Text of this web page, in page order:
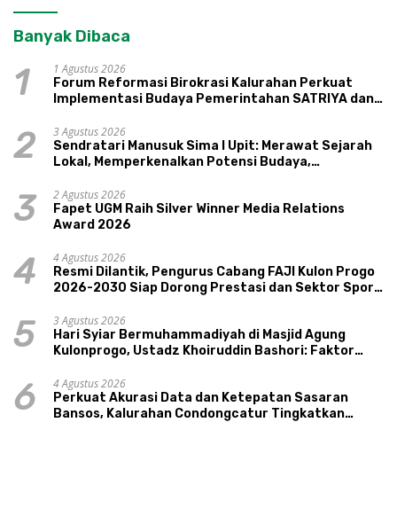
Banyak Dibaca
1
1 Agustus 2026
Forum Reformasi Birokrasi Kalurahan Perkuat
Implementasi Budaya Pemerintahan SATRIYA dan
2
3 Agustus 2026
Sendratari Manusuk Sima I Upit: Merawat Sejarah
Lokal, Memperkenalkan Potensi Budaya,
3
2 Agustus 2026
Fapet UGM Raih Silver Winner Media Relations
Award 2026
4
4 Agustus 2026
Resmi Dilantik, Pengurus Cabang FAJI Kulon Progo
2026-2030 Siap Dorong Prestasi dan Sektor Sport
5
3 Agustus 2026
Hari Syiar Bermuhammadiyah di Masjid Agung
Kulonprogo, Ustadz Khoiruddin Bashori: Faktor
6
4 Agustus 2026
Perkuat Akurasi Data dan Ketepatan Sasaran
Bansos, Kalurahan Condongcatur Tingkatkan